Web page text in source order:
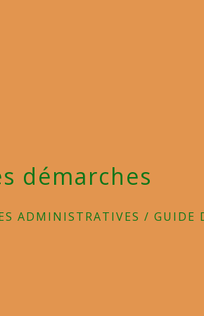
démarches
ADMINISTRATIVES / GUIDE